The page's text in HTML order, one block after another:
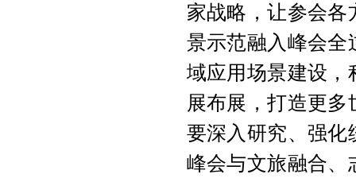
家战略，让参会
景示范融入峰会全
域应用场景建设，
展布展，打造更
要深入研究、强化
峰会与文旅融合、